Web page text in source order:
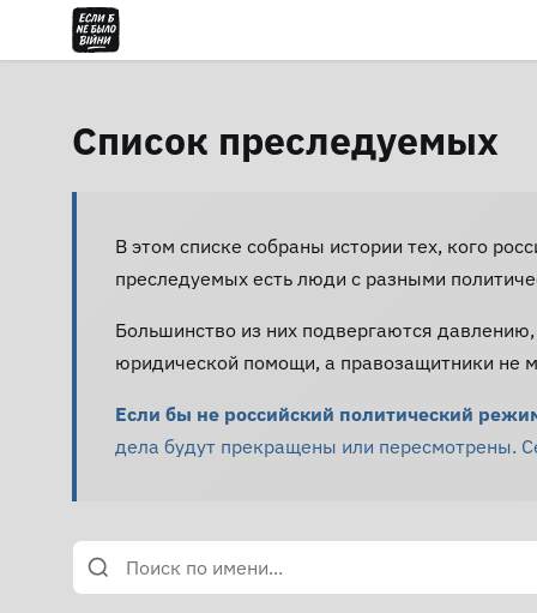
Список преследуемых
В этом списке собраны истории тех, кого
преследуемых есть люди с разными
Большинство из них подвергаются
юридической помощи, а правозащитники не
Если бы не российский политический
дела будут прекращены или пересмотрены.